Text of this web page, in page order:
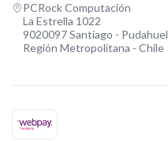
PCRock Computación
La Estrella 1022
9020097 Santiago - Pudahuel
Región Metropolitana - Chile